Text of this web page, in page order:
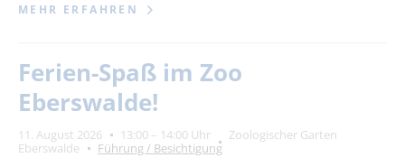
MEHR ERFAHREN
Ferien-Spaß im Zoo
Eberswalde!
11. August 2026 13:00 – 14:00 Uhr
Zoologischer Garten
Eberswalde
Führung / Besichtigung